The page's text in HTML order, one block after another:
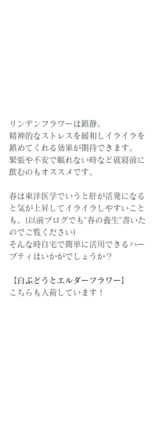
リンデンフラワーは鎮静。
精神的なストレスを緩和しイライラを
鎮めてくれる効果が期待できます。
緊張や不安で眠れない時など就寝前に
飲むのもオススメです。
春は東洋医学でいうと肝が活発になる
と気が上昇してイライラしやすいこと
も。(以前ブログでも"春の養生"書いた
のでご覧ください)
そんな時自宅で簡単に活用できるハー
ブティはいかがでしょうか？
【 白ぶどうとエルダーフラワー】
こちらも入荷しています！